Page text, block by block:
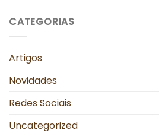
CATEGORIAS
Artigos
Novidades
Redes Sociais
Uncategorized